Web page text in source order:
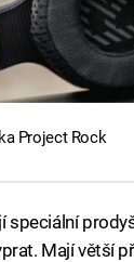
Project Rock
speciální
Mají větší